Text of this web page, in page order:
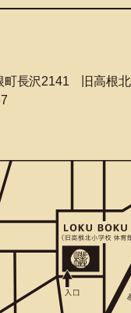
町長沢2141 旧高根